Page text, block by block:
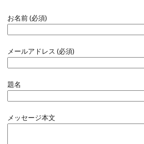
お名前 (必須)
メールアドレス (必須)
題名
メッセージ本文